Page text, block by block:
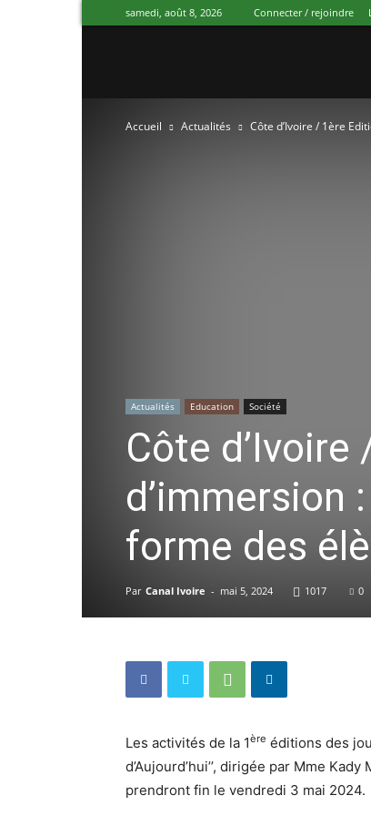
samedi, août 8, 2026 Connecter / rejoindre
Ivoire
Accueil Actualités Côte d’Ivoire / 1ère
Actualités Education Société
Côte
d’immersion :
forme des
Par Canal Ivoire - mai 5, 2024 1017 0
Les activités de la 1ère éditions des
d’Aujourd’hui’’, dirigée par Mme
prendront fin le vendredi 3 mai 2024.